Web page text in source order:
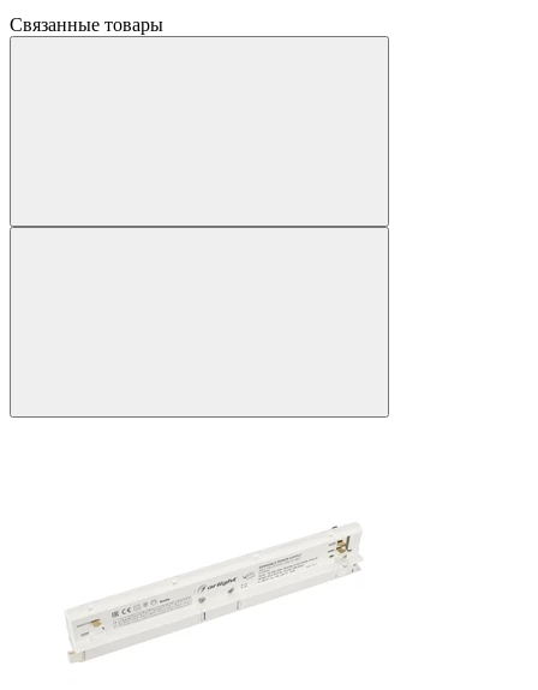
Связанные товары